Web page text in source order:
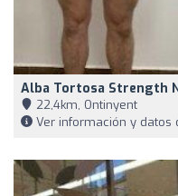
Alba Tortosa Strength
22,4km, Ontinyent
Ver información y datos